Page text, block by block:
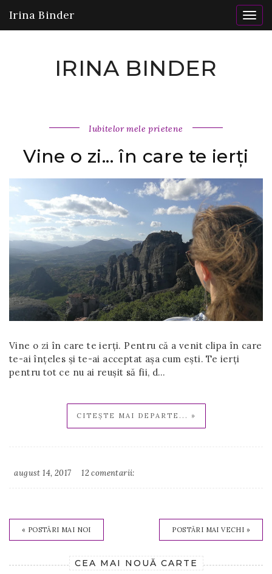
Irina Binder
IRINA BINDER
Iubitelor mele prietene
Vine o zi... în care te ierți
Vine o zi în care te ierţi. Pentru că a venit clipa în care
te-ai înțeles și te-ai acceptat așa cum ești. Te ierţi
pentru tot ce nu ai reuşit să fii, d…
CITEȘTE MAI DEPARTE... »
august 14, 2017 12 comentarii:
« POSTĂRI MAI NOI POSTĂRI MAI VECHI »
CEA MAI NOUĂ CARTE